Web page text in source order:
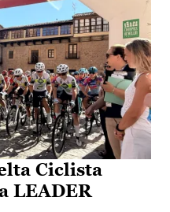
Ciclista
LEADER